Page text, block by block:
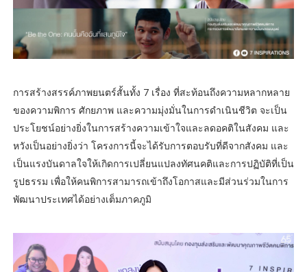
การสร้างสรรค์ภาพยนตร์สั้นทั้ง 7 เรื่อง ที่สะท้อนถึงความหลากหลาย
ของความพิการ ศักยภาพ และความมุ่งมั่นในการดำเนินชีวิต จะเป็น
ประโยชน์อย่างยิ่งในการสร้างความเข้าใจและลดอคติในสังคม และ
หวังเป็นอย่างยิ่งว่า โครงการนี้จะได้รับการตอบรับที่ดีจากสังคม และ
เป็นแรงบันดาลใจให้เกิดการเปลี่ยนแปลงทัศนคติและการปฏิบัติที่เป็น
รูปธรรม เพื่อให้คนพิการสามารถเข้าถึงโอกาสและมีส่วนร่วมในการ
พัฒนาประเทศได้อย่างเต็มภาคภูมิ